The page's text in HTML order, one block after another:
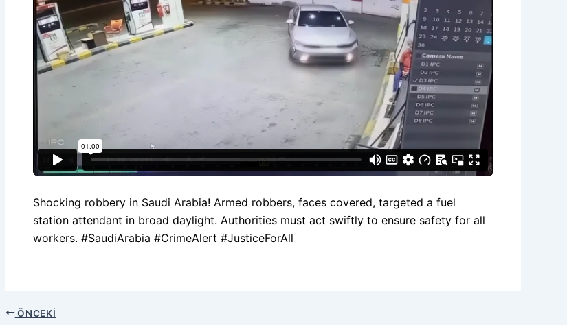
Shocking robbery in Saudi Arabia! Armed robbers, faces covered, targeted a fuel
station attendant in broad daylight. Authorities must act swiftly to ensure safety for all
workers. #SaudiArabia #CrimeAlert #JusticeForAll
ÖNCEKI